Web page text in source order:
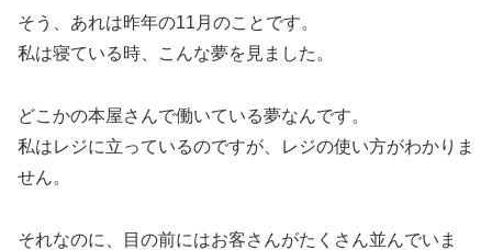
そう、あれは昨年の11月のことです。
私は寝ている時、こんな夢を見ました。
どこかの本屋さんで働いている夢なんです。
私はレジに立っているのですが、レジの使い方がわかりま
せん。
それなのに、目の前にはお客さんがたくさん並んでいま